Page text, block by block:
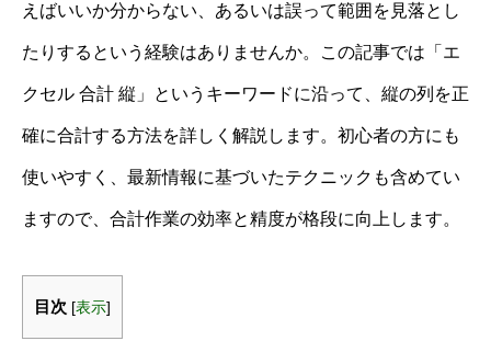
えばいいか分からない、あるいは誤って範囲を見落とし
たりするという経験はありませんか。この記事では「エ
クセル 合計 縦」というキーワードに沿って、縦の列を正
確に合計する方法を詳しく解説します。初心者の方にも
使いやすく、最新情報に基づいたテクニックも含めてい
ますので、合計作業の効率と精度が格段に向上します。
目次 [表示]